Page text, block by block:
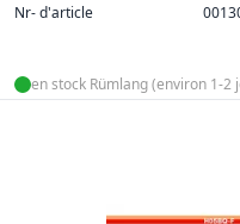
Nr- d'article
en stock Rümlang (environ 1-2